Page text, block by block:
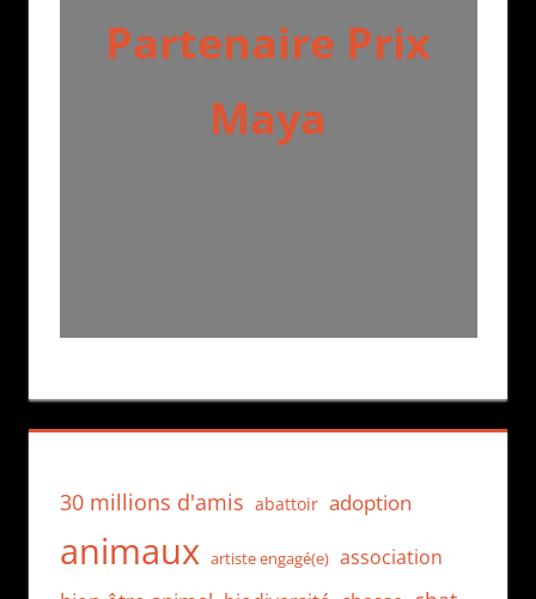
Partenaire Prix
Maya
30 millions d'amis abattoir adoption
animaux artiste engagé(e) association